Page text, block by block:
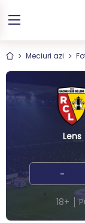
Meciuri azi
Lens
-
18+